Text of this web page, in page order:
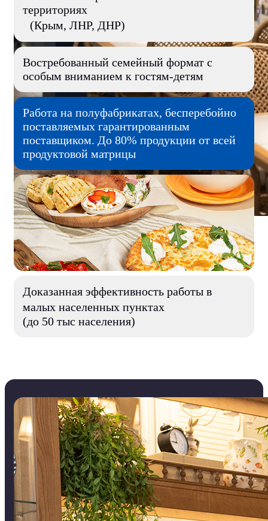
территориях
(Крым, ЛНР, ДНР)
Востребованный семейный формат с
особым вниманием к гостям-детям
Доказанная эффективность работы в
малых населенных пунктах
(до 50 тыс населения)
Работа на полуфабрикатах, бесперебойно
поставляемых гарантированным
поставщиком. До 80% продукции от всей
продуктовой матрицы